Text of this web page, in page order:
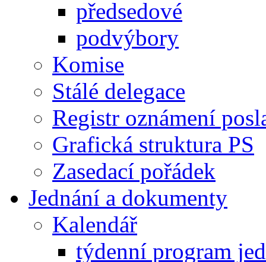
předsedové
podvýbory
Komise
Stálé delegace
Registr oznámení
Grafická struktura PS
Zasedací pořádek
Jednání a dokumenty
Kalendář
týdenní program